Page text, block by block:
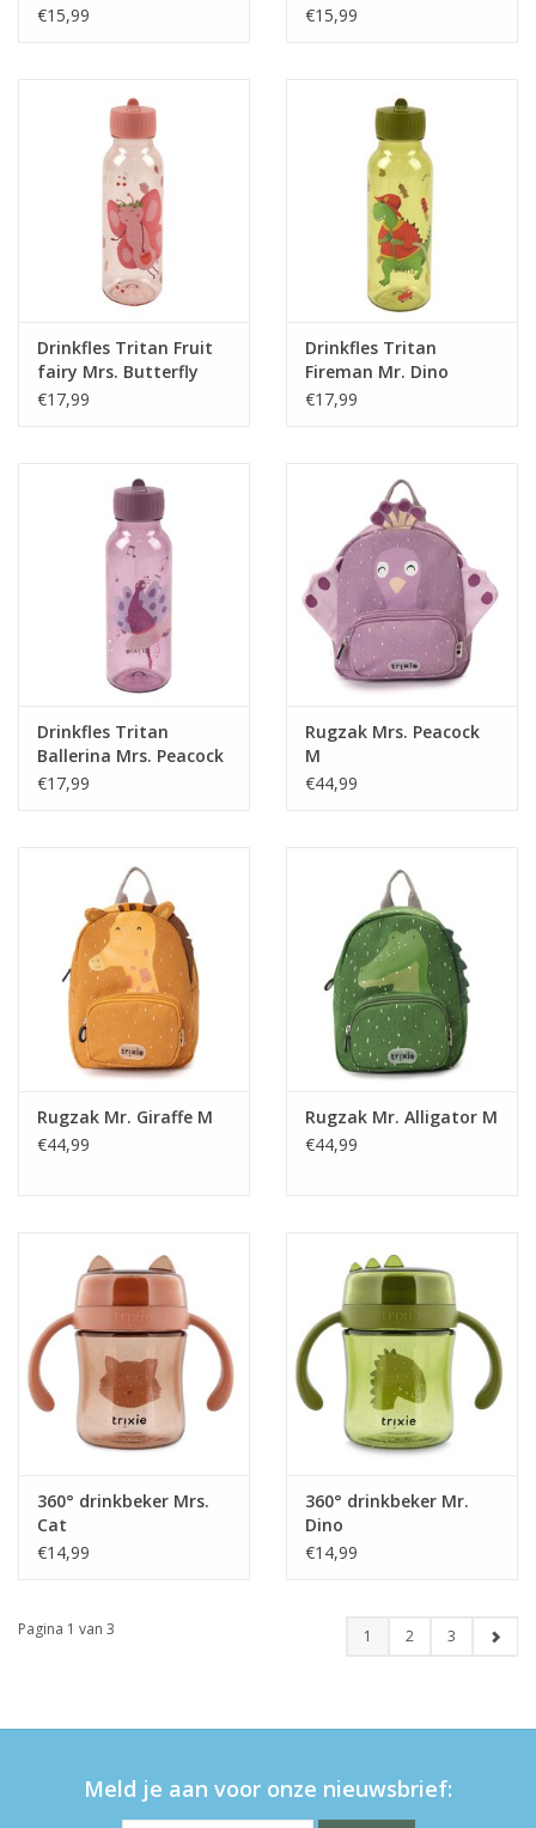
€15,99
€15,99
Drinkfles Tritan Fruit
fairy Mrs. Butterfly
€17,99
Drinkfles Tritan
Fireman Mr. Dino
€17,99
Drinkfles Tritan
Ballerina Mrs. Peacock
€17,99
Rugzak Mrs. Peacock
M
€44,99
Rugzak Mr. Giraffe M
€44,99
Rugzak Mr. Alligator M
€44,99
360° drinkbeker Mrs.
Cat
€14,99
360° drinkbeker Mr.
Dino
€14,99
Pagina 1 van 3 1 2 3
Meld je aan voor onze nieuwsbrief: